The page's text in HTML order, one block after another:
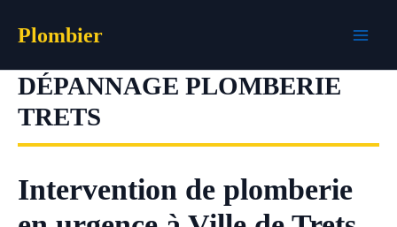
Plombier
DÉPANNAGE PLOMBERIE
TRETS
Intervention de plomberie